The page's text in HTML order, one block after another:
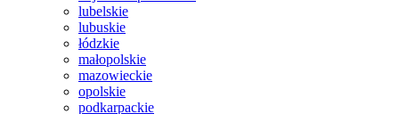
lubelskie
lubuskie
łódzkie
małopolskie
mazowieckie
opolskie
podkarpackie